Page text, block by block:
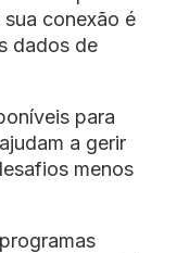
conexão é
dados de
para
a gerir
menos